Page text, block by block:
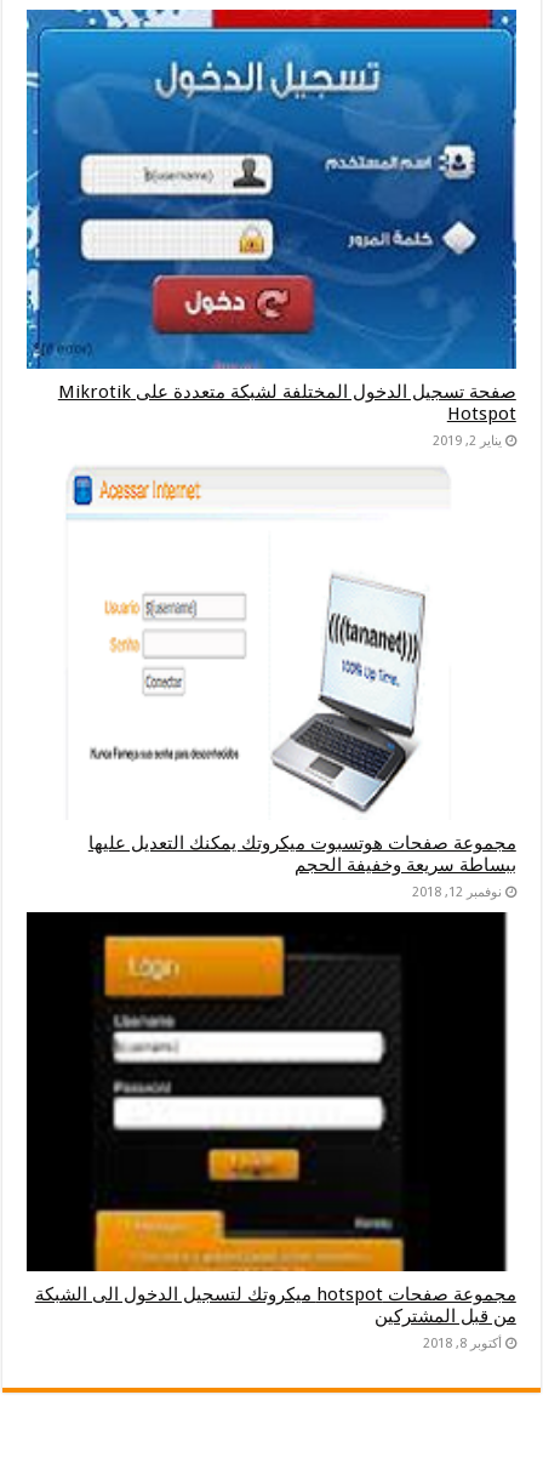
صفحة تسجيل الدخول المختلفة لشبكة متعددة على Mikrotik
Hotspot
يناير 2, 2019
مجموعة صفحات هوتسبوت ميكروتك يمكنك التعديل عليها
ببساطة سريعة وخفيفة الحجم
نوفمبر 12, 2018
مجموعة صفحات hotspot ميكروتك لتسجيل الدخول الى الشبكة
من قبل المشتركين
أكتوبر 8, 2018